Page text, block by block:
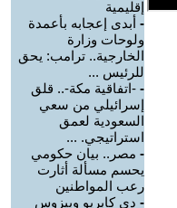
إقليمية
- أبدى إعجابه بأعمدة
ولوحات وزارة
الخارجية.. ترامب: يحق
للرئيس ...
- -اتفاقية مكة-.. قلق
إسرائيلي من سعي
السعودية لعمق
استراتيجي. ...
- مصر.. بيان حكومي
يحسم مسألة أثارت
رعب المواطنين
- دي كابريو وبيزوس